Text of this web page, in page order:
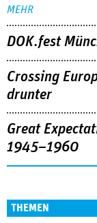
MEHR
DOK.fest
Crossing
drunter
Great
1945–1960
THEMEN